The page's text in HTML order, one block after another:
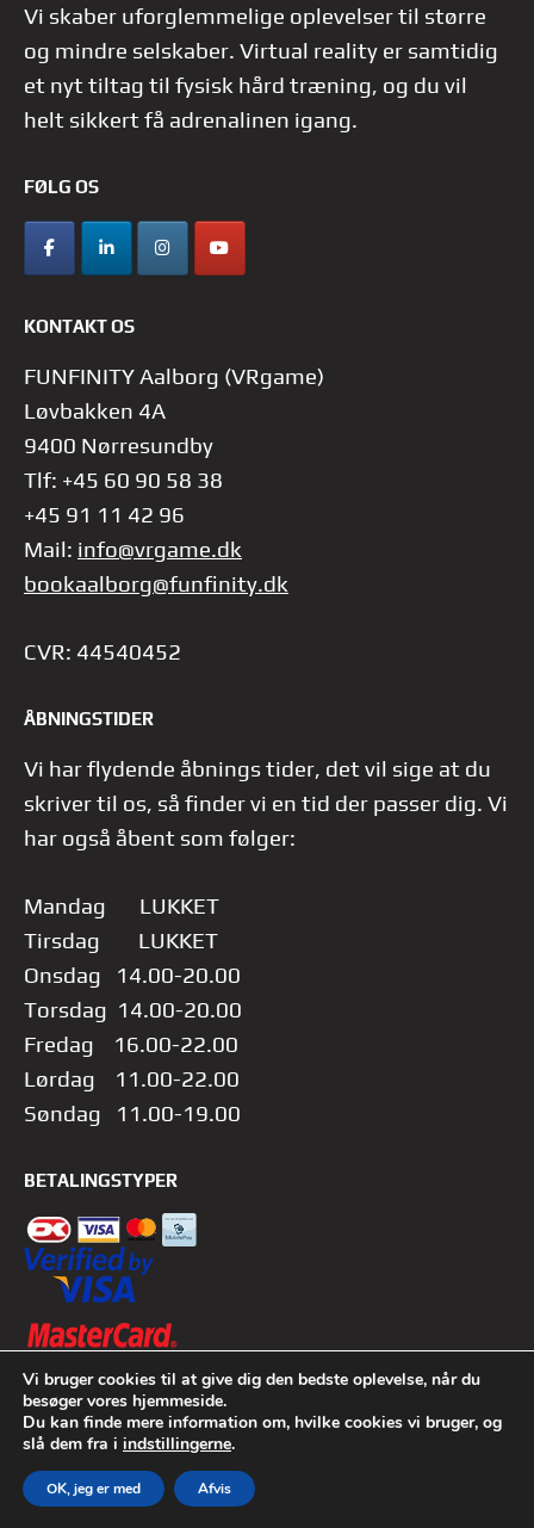
Vi skaber uforglemmelige oplevelser til større
og mindre selskaber. Virtual reality er samtidig
et nyt tiltag til fysisk hård træning, og du vil
helt sikkert få adrenalinen igang.
FØLG OS
KONTAKT OS
FUNFINITY Aalborg (VRgame)
Løvbakken 4A
9400 Nørresundby
Tlf: +45 60 90 58 38
+45 91 11 42 96
Mail: info@vrgame.dk
bookaalborg@funfinity.dk
CVR: 44540452
ÅBNINGSTIDER
Vi har flydende åbnings tider, det vil sige at du
skriver til os, så finder vi en tid der passer dig. Vi
har også åbent som følger:
Mandag LUKKET
Tirsdag LUKKET
Onsdag 14.00-20.00
Torsdag 14.00-20.00
Fredag 16.00-22.00
Lørdag 11.00-22.00
Søndag 11.00-19.00
BETALINGSTYPER
Copyright © 2026 Google FUNFINITY Aalborg | VRgame ApS
Tema fra
Vi bruger cookies til at give dig den bedste oplevelse, når du
besøger vores hjemmeside.
Du kan finde mere information om, hvilke cookies vi bruger, og
slå dem fra i indstillingerne.
OK, jeg er med Afvis